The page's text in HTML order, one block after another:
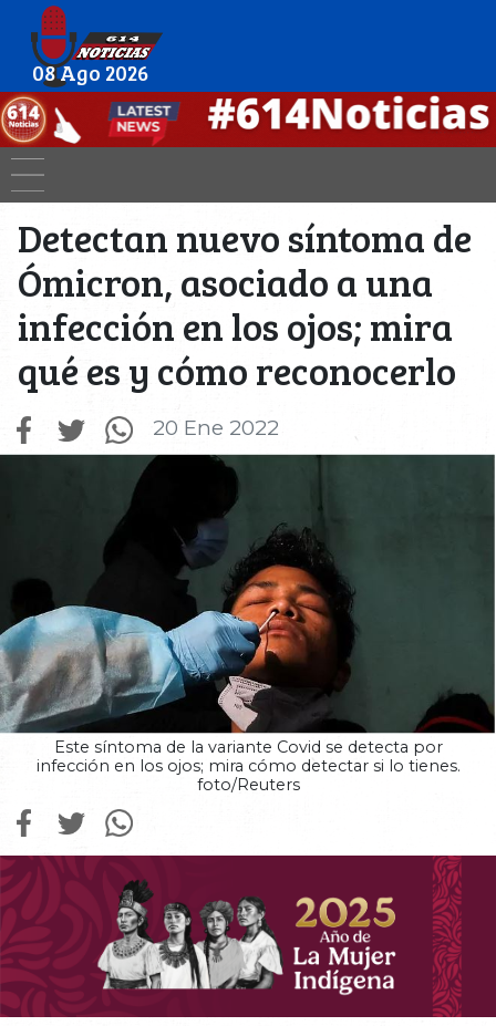
08 Ago 2026
Detectan nuevo síntoma de
Ómicron, asociado a una
infección en los ojos; mira
qué es y cómo reconocerlo
20 Ene 2022
Este síntoma de la variante Covid se detecta por
infección en los ojos; mira cómo detectar si lo tienes.
foto/Reuters